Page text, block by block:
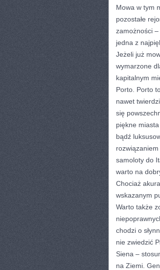
Mowa w tym
pozostałe
zamożności
jedna z
Jeżeli już
wymarzone
kapitalnym
Porto. Porto
nawet
się
piękne
bądź
samoloty do
warto na
Chociaż
wskazanym
Warto także
chodzi o
nie zwiedzić
Siena –
na Ziemi.